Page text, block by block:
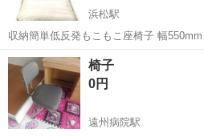
浜松駅
収納簡単低反発もこもこ座椅子 幅
750㎜ 写真の物が全てです。 状態と合わせて ご確認下さい。 様々な
物を出品しています。 専門家ではない為
場...
静岡 浜松市 浜松駅
椅子
0円
遠州病院駅